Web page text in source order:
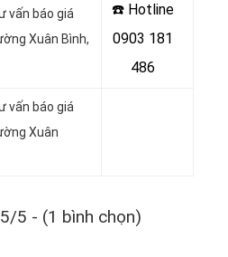
vấn báo giá
Xuân Bình,
☎️ Hotline
0903 181
486
vấn báo giá
Xuân
5/5 - (1 bình chọn)